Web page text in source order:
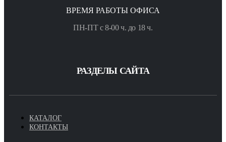
ВРЕМЯ РАБОТЫ ОФИСА
ПН-ПТ с 8-00 ч. до 18 ч.
РАЗДЕЛЫ САЙТА
КАТАЛОГ
КОНТАКТЫ